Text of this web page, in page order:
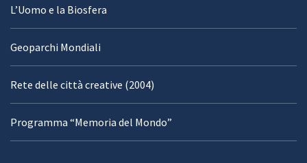
L’Uomo e la Biosfera
Geoparchi Mondiali
Rete delle città creative (2004)
Programma “Memoria del Mondo”